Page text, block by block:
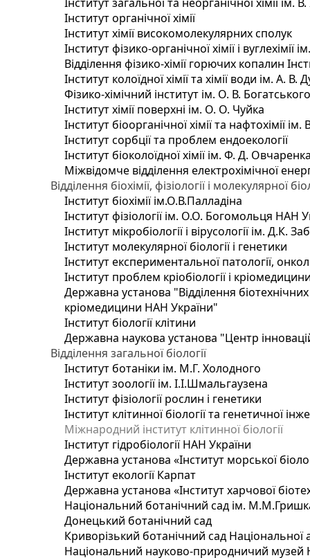
Інститут органічної хімії
Інститут хімії високомолекулярних сполук
Інститут фізико-органічної хімії і
Відділення фізико-хімії горючих копалин
Інститут колоїдної хімії та хімії води ім. А.
Фізико-хімічний інститут ім. О. В.
Інститут хімії поверхні ім. О. О. Чуйка
Інститут біоорганічної хімії та нафтохімії
Інститут сорбції та проблем ендоекології
Інститут біоколоїдної хімії ім. Ф. Д.
Міжвідомче відділення електрохімічної
Відділення біохімії, фізіології і молекулярної
Інститут біохімії ім.О.В.Палладіна
Інститут фізіології ім. О.О. Богомольця НАН
Інститут мікробіології і вірусології ім. Д.К.
Інститут молекулярної біології і генетики
Інститут експериментальної патології,
Інститут проблем кріобіології і
Державна установа "Відділення
кріомедицини НАН України"
Інститут біології клітини
Державна наукова установа "Центр
Відділення загальної біології
Інститут ботаніки ім. М.Г. Холодного
Інститут зоології ім. І.І.Шмальгаузена
Інститут фізіології рослин і генетики
Інститут клітинної біології та генетичної
Міжнародний інститут клітинної біології
Інститут гідробіології НАН України
Державна установа «Інститут морської
Інститут екології Карпат
Державна установа «Інститут харчової
Національний ботанічний сад ім.
Донецький ботанічний сад
Криворізький ботанічний сад Національної
Національний науково-природничий музей